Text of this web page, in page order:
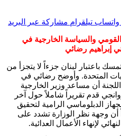
واتساب تيلقرام مشاركة عبر البريد
والسياسة الخارجية في
إبراهيم رضائي
باعتبار لبنان جزءاً لا يتجزأ من
المتحدة. وأوضح رضائي في
أن مساعد وزير الخارجية
قدم تقريراً شاملاً حول آخر
الدبلوماسي الرامية لتحقيق
أن وجهة نظر الوزارة تشدد على
لإنهاء الأعمال العدائية.